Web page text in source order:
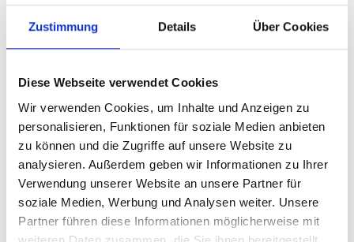
Zustimmung Details Über Cookies
Diese Webseite verwendet Cookies
Wir verwenden Cookies, um Inhalte und Anzeigen zu
personalisieren, Funktionen für soziale Medien anbieten
zu können und die Zugriffe auf unsere Website zu
analysieren. Außerdem geben wir Informationen zu Ihrer
Verwendung unserer Website an unsere Partner für
soziale Medien, Werbung und Analysen weiter. Unsere
Partner führen diese Informationen möglicherweise mit
Campus Cleve eingeladen. Es war das erste Konzert
dieser Art in der Klever Region und die positive
Mit einem abwechslungsreichen Programm, gespielt
von Solistinnen an der Violine zusammen mit dem
Gelderner Streichorchester, dem Primavera
Streichquartett, sowie ganz jungen
Nachwuchstalenten der Kreismusikschulen an der
Violine und am Klavier und dem international tätigen
Solopianisten Max Philip Klüser, begeisterten die
Musikerinnen und Musiker das Publikum. Es
bedankte sich mit langem Applaus für das